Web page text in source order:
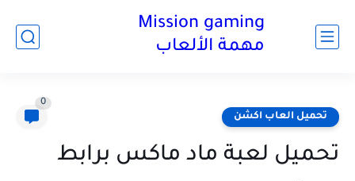
Mission gaming
مهمة الألعاب
تحميل العاب اكشن
0
تحميل لعبة ماد ماكس برابط